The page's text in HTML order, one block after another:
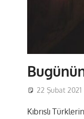
22 Şubat 2021
Kıbrıslı